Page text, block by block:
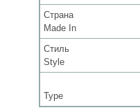
Страна
Made In
Стиль
Style
Type